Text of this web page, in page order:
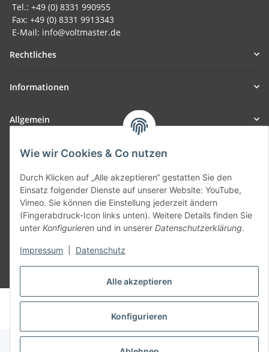
Alle akzeptieren
Konfigurieren
Wie wir Cookies & Co nutzen
Durch Klicken auf „Alle akzeptieren“ gestatten Sie den
Einsatz folgender Dienste auf unserer Website: YouTube,
Vimeo. Sie können die Einstellung jederzeit ändern
(Fingerabdruck-Icon links unten). Weitere Details finden Sie
unter Konfigurieren und in unserer Datenschutzerklärung.
Impressum Datenschutz
Tel.: +49 (0) 8331 990955
Fax: +49 (0) 8331 9913343
E-Mail: info@voltmaster.de
Rechtliches
Informationen
Allgemein
Teil unseres Netzwerks:
Vertrag widerrufen
© voltmaster.de
Powered byJTL-Shop